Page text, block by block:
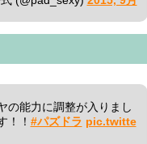
の能力に調整が入りまし
！！ #パズドラ pic.twitte